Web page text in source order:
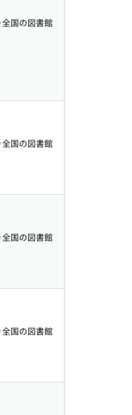
全国の図書館
全国の図書館
全国の図書館
全国の図書館